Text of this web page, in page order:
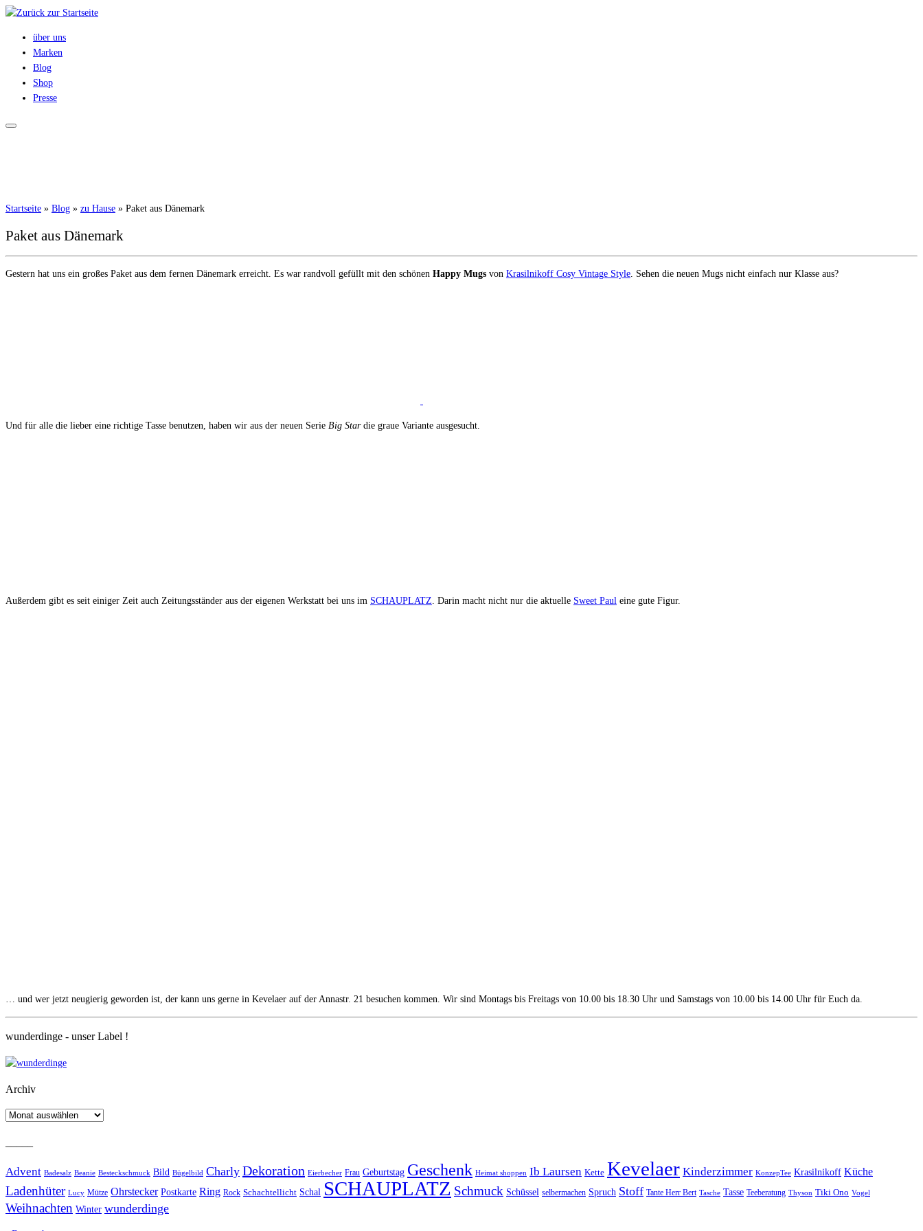
Zum
springenüber uns
Marken
Blog
Shop
Presse
Startseite » Blog » zu Hause » Paket aus Dänemark
Paket aus Dänemark
Gestern hat uns ein großes Paket aus dem fernen Dänemark erreicht. Es war randvoll gefüllt mit den schönen Happy Mugs von Krasilnikoff Cosy Vintage Style . Sehen die neuen Mugs nicht einfach nur Klasse aus?
Und für alle die lieber eine richtige Tasse benutzen, haben wir aus der neuen Serie Big Stardie graue Variante ausgesucht.
Außerdem gibt es seit einiger Zeit auch Zeitungsständer aus der eigenen Werkstatt bei uns im SCHAUPLATZ . Darin macht nicht nur die aktuelle Sweet Paul eine gute Figur.
… und wer jetzt neugierig geworden ist, der kann uns gerne in Kevelaer auf der Annastr. 21 besuchen kommen. Wir sind Montags bis Freitags von 10.00 bis 18.30 Uhr und Samstags von 10.00 bis 14.00 Uhr für Euch da.
wunderdinge - unser Label !
Archiv
Archiv
Advent Badesalz Beanie Besteckschmuck Bild Bügelbild Charly Dekoration Eierbecher Frau Geburtstag Geschenk Heimat shoppen Ib Laursen Kette Kevelaer Kinderzimmer KonzepTee Krasilnikoff Küche
Ladenhüter Lucy Mütze Ohrstecker Postkarte Ring Rock Schachtellicht Schal SCHAUPLATZ Schmuck Schüssel selbermachen Spruch Stoff Tante Herr Bert Tasche Tasse Teeberatung Thyson Tiki Ono Vogel
Weihnachten Winter wunderdinge